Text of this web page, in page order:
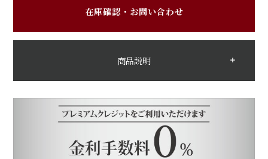
在庫確認・お問い合わせ
商品説明